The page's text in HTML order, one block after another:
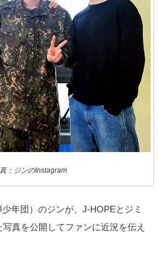
：ジンのInstagram
年団）のジンが、J-HOPEとジミ
真を公開してファンに近況を伝え